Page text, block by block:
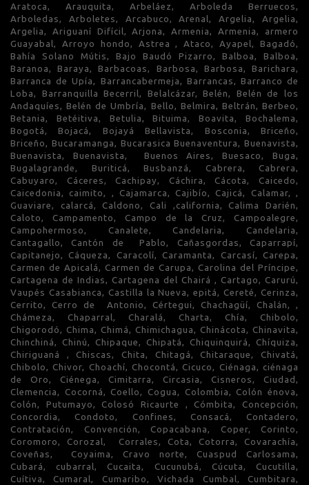
Aratoca, Arauquita, Arbeláez, Arboleda Berruecos,
Arboledas, Arboletes, Arcabuco, Arenal, Argelia, Argelia,
Argelia, Ariguaní Difícil, Arjona, Armenia, Armenia, armero
Guayabal, Arroyo hondo, Astrea , Ataco, Ayapel, Bagadó,
Bahía Solano Mútis, Bajo Baudó Pizarro, Balboa, Balboa,
Baranoa, Baraya, Barbacoas, Barbosa, Barbosa, Barichara,
Barranca de Upía, Barrancabermeja, Barrancas, Barranco de
Loba, Barranquilla Becerril, Belalcázar, Belén, Belén de los
Andaquíes, Belén de Umbría, Bello, Belmira, Beltrán, Berbeo,
Betania, Betéitiva, Betulia, Bituima, Boavita, Bochalema,
Bogotá, Bojacá, Bojayá Bellavista, Bosconia, Briceño,
Briceño, Bucaramanga, Bucarasica Buenaventura, Buenavista,
Buenavista, Buenavista, Buenos Aires, Buesaco, Buga,
Bugalagrande, Buriticá, Busbanzá, Cabrera, Cabrera,
Cabuyaro, Cáceres, Cachipay, Cáchira, Cácota, Caicedo,
Caicedonia, caimito, , Cajamarca, Cajibío, Cajicá, Calamar, ,
Guaviare, calarcá, Caldono, Cali ,california, Calima Darién,
Caloto, Campamento, Campo de la Cruz, Campoalegre,
Campohermoso, Canalete, Candelaria, Candelaria,
Cantagallo, Cantón de Pablo, Cañasgordas, Caparrapí,
Capitanejo, Cáqueza, Caracolí, Caramanta, Carcasí, Carepa,
Carmen de Apicalá, Carmen de Carupa, Carolina del Príncipe,
Cartagena de Indias, Cartagena del Chairá , Cartago, Carurú,
Vaupés Casabianca, Castilla la Nueva, epitá, Cereté, Cerinza,
Cerrito, Cerro de Antonio, Cértegui, Chachagüí, Chalán, ,
Chámeza, Chaparral, Charalá, Charta, Chía, Chibolo,
Chigorodó, Chima, Chimá, Chimichagua, Chinácota, Chinavita,
Chinchiná, Chinú, Chipaque, Chipatá, Chiquinquirá, Chíquiza,
Chiriguaná , Chiscas, Chita, Chitagá, Chitaraque, Chivatá,
Chibolo, Chivor, Choachí, Chocontá, Cicuco, Ciénaga, ciénaga
de Oro, Ciénega, Cimitarra, Circasia, Cisneros, Ciudad,
Clemencia, Cocorná, Coello, Cogua, Colombia, Colón énova,
Colón, Putumayo, Colosó Ricaurte , Cómbita, Concepción,
Concordia, Condoto, Confines, Consacá, Contadero,
Contratación, Convención, Copacabana, Coper, Corinto,
Coromoro, Corozal, Corrales, Cota, Cotorra, Covarachía,
Coveñas, Coyaima, Cravo norte, Cuaspud Carlosama,
Cubará, cubarral, Cucaita, Cucunubá, Cúcuta, Cucutilla,
Cuítiva, Cumaral, Cumaribo, Vichada Cumbal, Cumbitara,